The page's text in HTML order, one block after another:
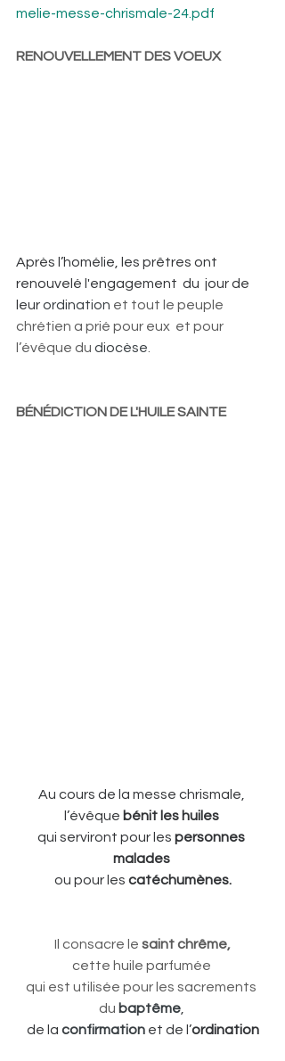
melie-messe-chrismale-24.pdf
RENOUVELLEMENT DES VOEUX
Après l’homélie, les prêtres ont
renouvelé l'engagement  du  jour de
leur ordination et tout le peuple
chrétien a prié pour eux  et pour
l’évêque du diocèse.
BÉNÉDICTION DE L'HUILE SAINTE
Au cours de la messe chrismale,
l’évêque bénit les huiles
qui serviront pour les personnes
malades
ou pour les catéchumènes.
Il consacre le saint chrême,
cette huile parfumée
qui est utilisée pour les sacrements
du baptême,
de la confirmation et de l’ordination